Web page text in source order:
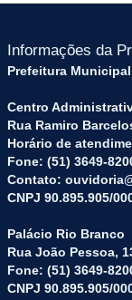
Informações da
Prefeitura
Centro
Rua Ramiro
Horário de
Fone: (51) 3649-
Contato:
CNPJ 90.895.905/
Palácio Rio Branco
Rua João Pessoa,
Fone: (51) 3649-
CNPJ 90.895.905/